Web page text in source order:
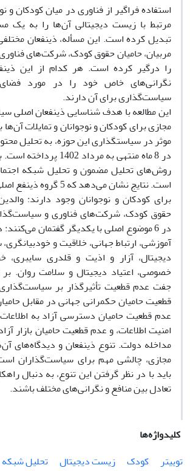
استفاده فراگیر از فناوری در میان کودکان و
مرتبط با زیست دیجیتالی آن‌ها را به یک
تبدیل کرده است. این مسأله، ذینفعان
مربیان، حامیان حقوق کودک، شرکت‌های
را درگیر کرده است. هر کدام از این
نگرانی‌های خاص خود را در مورد
سیاست‌گذاری برای آن دارند.
این مطالعه با هدف شناسایی ذینفعان اصلی
مجازی برای کودکان و نوجوانان و تمایلات
در 8 ماه منتهی به مرداد
روش‌های تحلیل مضمون و تحلیل شبکه
است. نتایج نشان می‌دهد که
برای کودکان و نوجوانان وجود دارند:
حقوق کودک، شرکت‌های فناوری و
در 6 موضوع اصلی با یکدیگر گفتمان
آموزشی، ارتباط جهانی، خلاقیت و
دیجیتال، آزار و اذیت و قلدری
خصوصی، اعتیاد دیجیتال و سلامت روان.
جفت عدم قطعیت‌ تأثیرگذار بر
قطعیت حامیان حکمرانی جهانی در مقابل
عدم قطعیت حامیان دسترسی آزاد به
امنیت اطلاعات، و عدم قطعیت حامیان بازار
مداخله دولت. تنوع ذینفعان و دیدگاه‌های
مجازی، چالشی مهم برای سیاست‌گذاران
باید با در نظر گرفتن این تنوع، به دنبال
تعادل بین منافع و نگرانی‌های مختلف باشند.
کلیدواژه‌ها
توییتر
کودک زیست دیجیتال تحلیل شبکه